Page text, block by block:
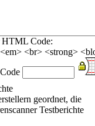
HTML Code:
<br> <strong>
geordnet, die
Testberichte